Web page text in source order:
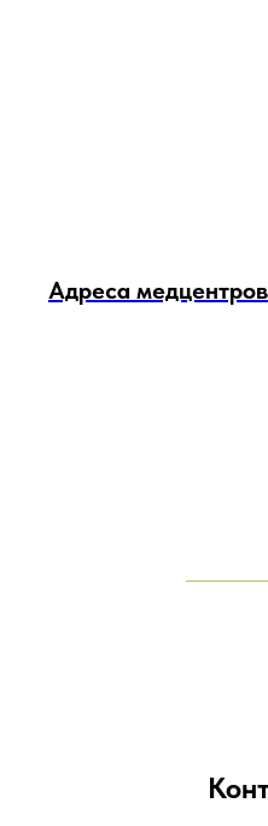
Адреса медцентров